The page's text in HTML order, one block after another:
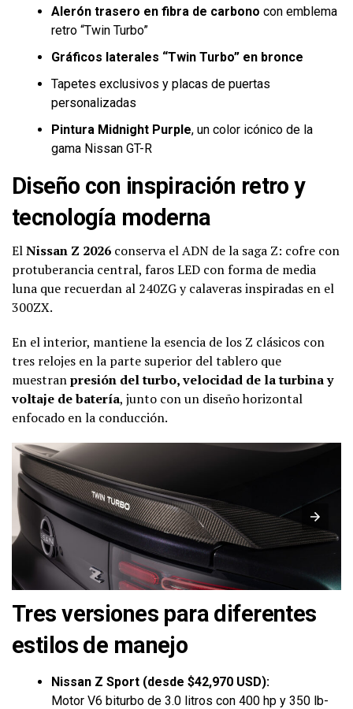
Alerón trasero en fibra de carbono con emblema
retro “Twin Turbo”
Gráficos laterales “Twin Turbo” en bronce
Tapetes exclusivos y placas de puertas
personalizadas
Pintura Midnight Purple, un color icónico de la
gama Nissan GT-R
Diseño con inspiración retro y
tecnología moderna
ElNissan Z 2026 conserva el ADN de la saga Z: cofre con
protuberancia central, faros LED con forma de media
luna que recuerdan al 240ZG y calaveras inspiradas en el
300ZX.
En el interior, mantiene la esencia de los Z clásicos con
tres relojes en la parte superior del tablero que
muestranpresión del turbo, velocidad de la turbina y
voltaje de batería, junto con un diseño horizontal
enfocado en la conducción.
Tres versiones para diferentes
estilos de manejo
Nissan Z Sport (desde $42,970 USD):
Motor V6 biturbo de 3.0 litros con 400 hp y 350 lb-